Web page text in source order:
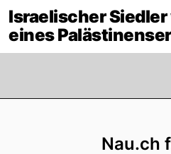
Israelischer
eines
Nau.ch